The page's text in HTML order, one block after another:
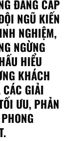
ĐẲNG CẤP
NGŨ KIẾN
NGHIỆM,
NGỪNG
HIỂU
KHÁCH
CÁC GIẢI
ƯU, PHẢN